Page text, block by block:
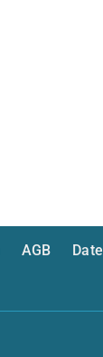
AGB